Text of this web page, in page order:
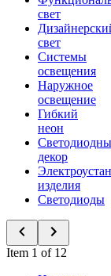
свет
свет
Системы
освещения
Наружное
освещение
Гибкий
неон
декор
изделия
Светодиоды
Item 1 of 12